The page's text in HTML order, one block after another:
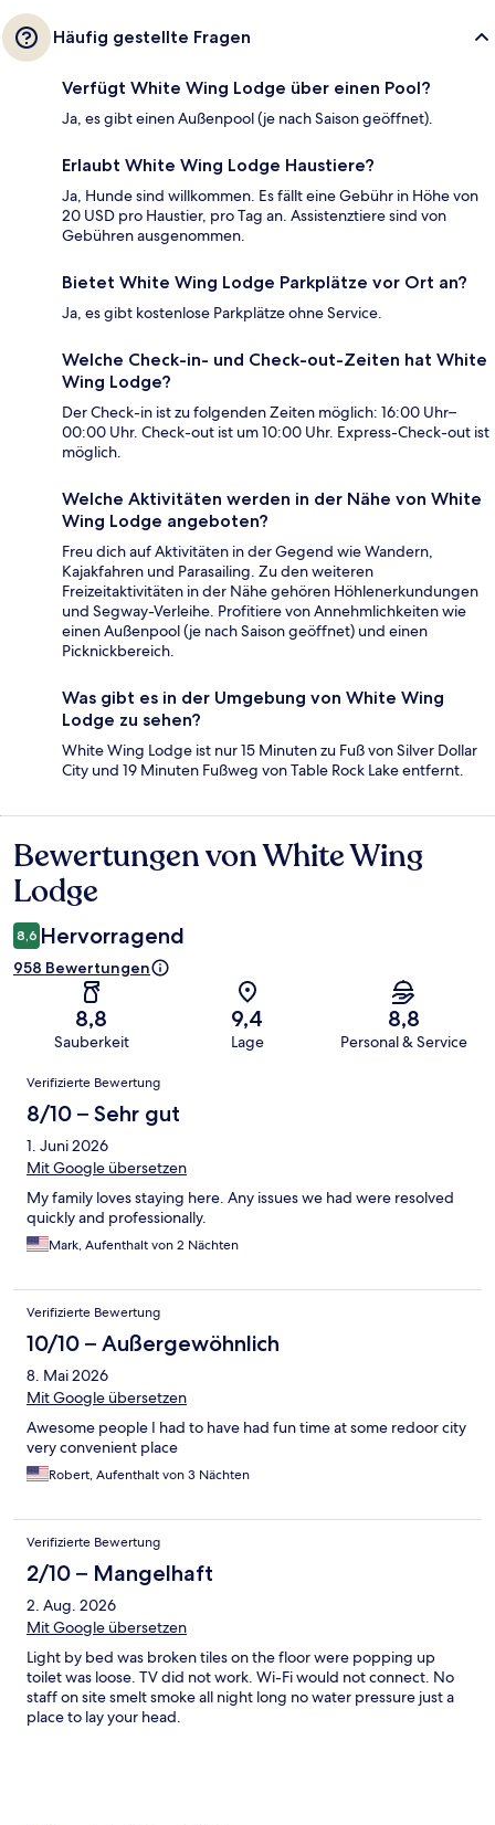
Häufig gestellte Fragen
Verfügt White Wing Lodge über einen Pool?
Ja, es gibt einen Außenpool (je nach Saison geöffnet).
Erlaubt White Wing Lodge Haustiere?
Ja, Hunde sind willkommen. Es fällt eine Gebühr in Höhe von
20 USD pro Haustier, pro Tag an. Assistenztiere sind von
Gebühren ausgenommen.
Bietet White Wing Lodge Parkplätze vor Ort an?
Ja, es gibt kostenlose Parkplätze ohne Service.
Welche Check-in- und Check-out-Zeiten hat White
Wing Lodge?
Der Check-in ist zu folgenden Zeiten möglich: 16:00 Uhr–
00:00 Uhr. Check-out ist um 10:00 Uhr. Express-Check-out ist
möglich.
Welche Aktivitäten werden in der Nähe von White
Wing Lodge angeboten?
Freu dich auf Aktivitäten in der Gegend wie Wandern,
Kajakfahren und Parasailing. Zu den weiteren
Freizeitaktivitäten in der Nähe gehören Höhlenerkundungen
und Segway-Verleihe. Profitiere von Annehmlichkeiten wie
einen Außenpool (je nach Saison geöffnet) und einen
Picknickbereich.
Was gibt es in der Umgebung von White Wing
Lodge zu sehen?
White Wing Lodge ist nur 15 Minuten zu Fuß von Silver Dollar
City und 19 Minuten Fußweg von Table Rock Lake entfernt.
Bewertungen
Bewertungen von White Wing
Lodge
8,6 Hervorragend
958 Bewertungen
8,8
Sauberkeit
9,4
Lage
8,8
Personal & Service
Bewertungen
Verifizierte Bewertung
8/10 – Sehr gut
1. Juni 2026
Mit Google übersetzen
My family loves staying here. Any issues we had were resolved
quickly and professionally.
Mark, Aufenthalt von 2 Nächten
Verifizierte Bewertung
10/10 – Außergewöhnlich
8. Mai 2026
Mit Google übersetzen
Awesome people I had to have had fun time at some redoor city
very convenient place
Robert, Aufenthalt von 3 Nächten
Verifizierte Bewertung
2/10 – Mangelhaft
2. Aug. 2026
Mit Google übersetzen
Light by bed was broken tiles on the floor were popping up
toilet was loose. TV did not work. Wi-Fi would not connect. No
staff on site smelt smoke all night long no water pressure just a
place to lay your head.